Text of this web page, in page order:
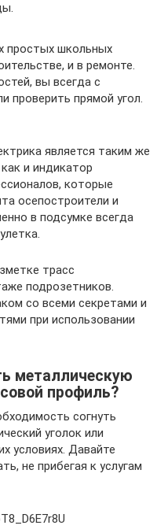
простых школьных
и в ремонте.
вы всегда с
проверить прямой угол.
является таким же
и индикатор
которые
осепостроители и
в подсумке всегда
трасс
подрозетников.
со всеми секретами и
при использовании
металлическую
профиль?
согнуть
уголок или
условиях. Давайте
не прибегая к услугам